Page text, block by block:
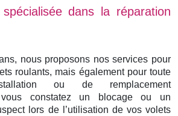
dans la réparation
nous proposons nos services pour
roulants, mais également pour toute
ou de remplacement
vous constatez un blocage ou un
lors de l’utilisation de vos volets